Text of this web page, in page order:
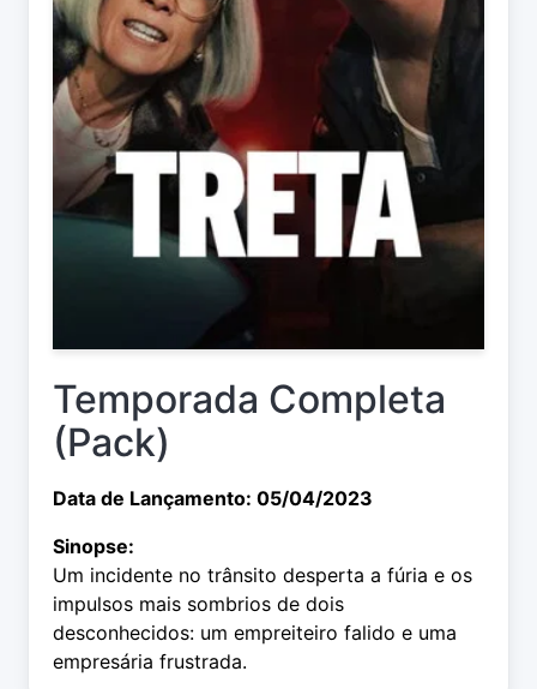
Temporada Completa
(Pack)
Data de Lançamento: 05/04/2023
Sinopse:
Um incidente no trânsito desperta a fúria e os
impulsos mais sombrios de dois
desconhecidos: um empreiteiro falido e uma
empresária frustrada.